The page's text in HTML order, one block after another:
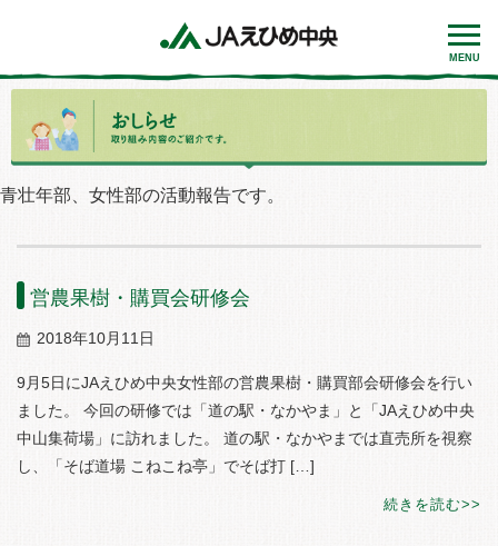
MENU
青壮年部、女性部の活動報告です。
営農果樹・購買会研修会
2018年10月11日
9月5日にJAえひめ中央女性部の営農果樹・購買部会研修会を行い
ました。 今回の研修では「道の駅・なかやま」と「JAえひめ中央
中山集荷場」に訪れました。 道の駅・なかやまでは直売所を視察
し、「そば道場 こねこね亭」でそば打 […]
続きを読む